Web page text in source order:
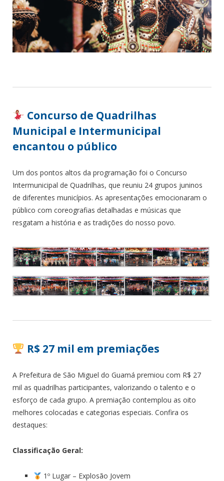
Concurso de Quadrilhas
Municipal e Intermunicipal
encantou o público
Um dos pontos altos da programação foi o Concurso
Intermunicipal de Quadrilhas, que reuniu 24 grupos juninos
de diferentes municípios. As apresentações emocionaram o
público com coreografias detalhadas e músicas que
resgatam a história e as tradições do nosso povo.
R$ 27 mil em premiações
A Prefeitura de São Miguel do Guamá premiou com R$ 27
mil as quadrilhas participantes, valorizando o talento e o
esforço de cada grupo. A premiação contemplou as oito
melhores colocadas e categorias especiais. Confira os
destaques:
Classificação Geral:
1º Lugar – Explosão Jovem